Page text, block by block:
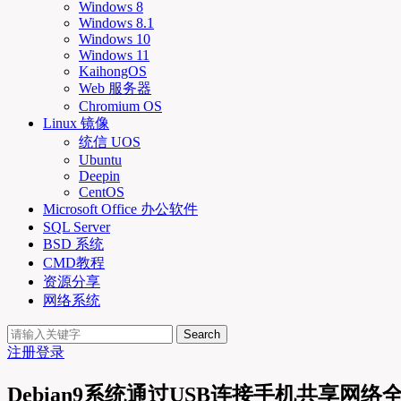
Windows 8
Windows 8.1
Windows 10
Windows 11
KaihongOS
Web 服务器
Chromium OS
Linux 镜像
统信 UOS
Ubuntu
Deepin
CentOS
Microsoft Office 办公软件
SQL Server
BSD 系统
CMD教程
资源分享
网络系统
Search
注册登录
Debian9系统通过USB连接手机共享网络